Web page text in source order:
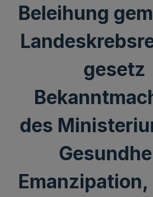
Beleihung
gesetz
des
Emanzipation,